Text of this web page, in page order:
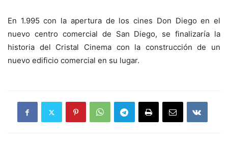
En 1.995 con la apertura de los cines Don Diego en el
nuevo centro comercial de San Diego, se finalizaría la
historia del Cristal Cinema con la construcción de un
nuevo edificio comercial en su lugar.